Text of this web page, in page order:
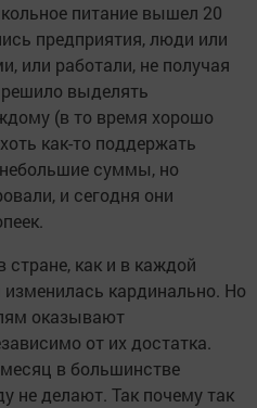
питание вышел 20
предприятия, люди или
или работали, не получая
выделять
(в то время хорошо
как-то поддержать
суммы, но
и сегодня они
стране, как и в каждой
изменилась кардинально. Но
оказывают
от их достатка.
в большинстве
не делают. Так почему так